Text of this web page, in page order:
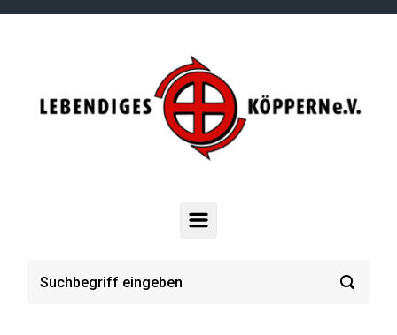
Zum Hauptinhalt springen